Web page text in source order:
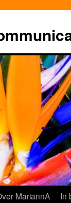
MariannA In